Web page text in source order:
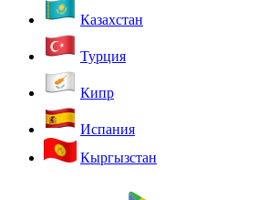
Казахстан
Турция
Кипр
Испания
Кыргызстан